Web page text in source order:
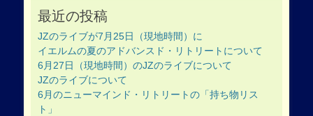
最近の投稿
JZのライブが7月25日（現地時間）に
イエルムの夏のアドバンスド・リトリートについて
6月27日（現地時間）のJZのライブについて
JZのライブについて
6月のニューマインド・リトリートの「持ち物リス
ト」